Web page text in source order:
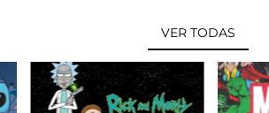
VER TODAS
VER TODAS